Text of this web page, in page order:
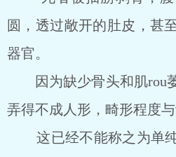
圆，透过敞开的肚皮，甚
器官。
因为缺少骨头和肌rou
弄得不成人形，畸形程度与
这已经不能称之为单纯